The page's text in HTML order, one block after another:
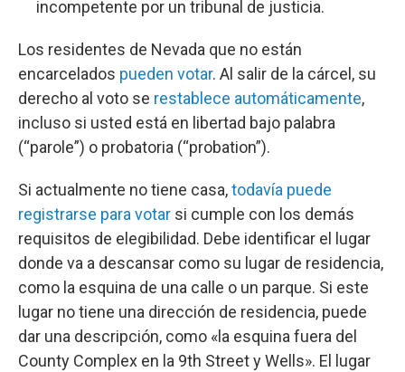
incompetente por un tribunal de justicia.
Los residentes de Nevada que no están
encarcelados pueden votar. Al salir de la cárcel, su
derecho al voto se restablece automáticamente,
incluso si usted está en libertad bajo palabra
(“parole”) o probatoria (“probation”).
Si actualmente no tiene casa,todavía puede
registrarse para votar si cumple con los demás
requisitos de elegibilidad. Debe identificar el lugar
donde va a descansar como su lugar de residencia,
como la esquina de una calle o un parque. Si este
lugar no tiene una dirección de residencia, puede
dar una descripción, como «la esquina fuera del
County Complex en la 9th Street y Wells». El lugar